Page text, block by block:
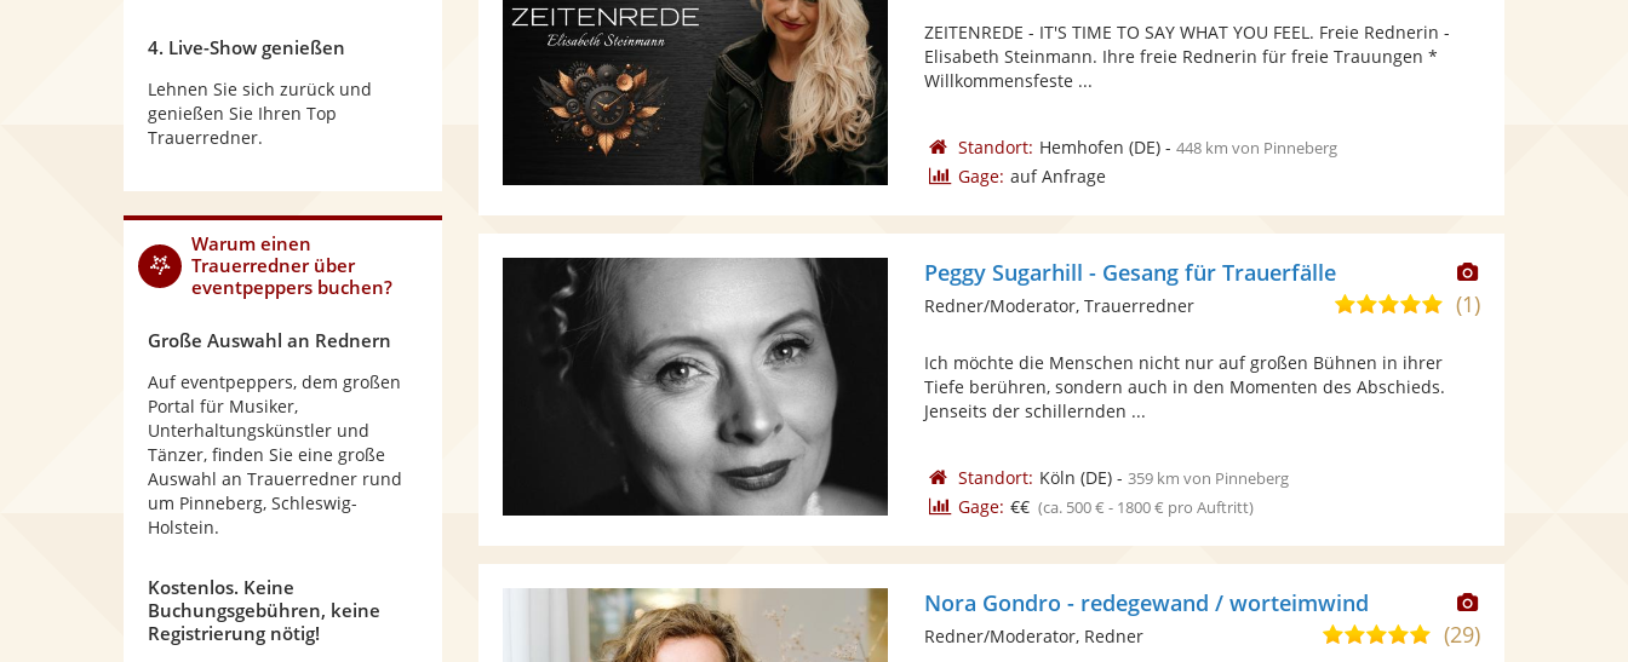
5
Sternen
ZEITENREDE - IT'S TIME TO SAY WHAT YOU FEEL. Freie Rednerin -
Elisabeth Steinmann. Ihre freie Rednerin für freie Trauungen *
Willkommensfeste ...
Standort: Hemhofen (DE)- 448 km von Pinneberg
Gage: auf Anfrage
Dieser
Künstler
Peggy Sugarhill - Gesang für Trauerfälle
5,0
5
Sternen
(1)
Redner/Moderator, Trauerredner
Ich möchte die Menschen nicht nur auf großen Bühnen in ihrer
Tiefe berühren, sondern auch in den Momenten des Abschieds.
Jenseits der schillernden ...
Standort: Köln (DE)- 359 km von Pinneberg
Gage: €€ (ca. 500 € - 1800 € pro Auftritt)
Dieser
Künstler
Nora Gondro - redegewand / worteimwind
5,0(29)
Redner/Moderator, Redner
4. Live-Show genießen
Lehnen Sie sich zurück und
genießen Sie Ihren Top
Trauerredner.
Warum einen
Trauerrednerüber
eventpeppers buchen?
Große Auswahl an Rednern
Auf eventpeppers, dem großen
Portal für Musiker,
Unterhaltungskünstler und
Tänzer, finden Sie eine große
Auswahl an Trauerredner rund
um Pinneberg, Schleswig-
Holstein.
Kostenlos. Keine
Buchungsgebühren, keine
Registrierung nötig!